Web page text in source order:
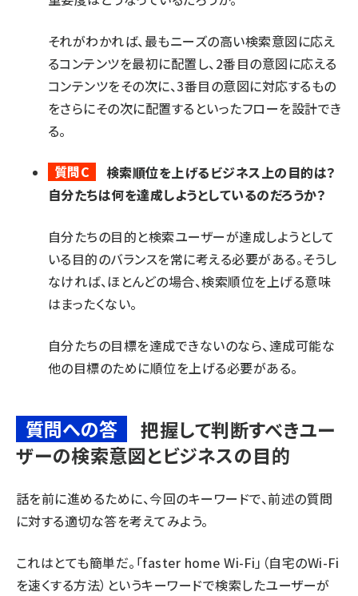
それがわかれば、最もニーズの高い検索意図に応え
るコンテンツを最初に配置し、2番目の意図に応える
コンテンツをその次に、3番目の意図に対応するもの
をさらにその次に配置するといったフローを設計でき
る。
質問C
検索順位を上げるビジネス上の目的は？
自分たちは何を達成しようとしているのだろうか？
自分たちの目的と検索ユーザーが達成しようとして
いる目的のバランスを常に考える必要がある。そうし
なければ、ほとんどの場合、検索順位を上げる意味
はまったくない。
自分たちの目標を達成できないのなら、達成可能な
他の目標のために順位を上げる必要がある。
質問への答
把握して判断すべきユー
ザーの検索意図とビジネスの目的
話を前に進めるために、今回のキーワードで、前述の質問
に対する適切な答を考えてみよう。
これはとても簡単だ。「faster home Wi-Fi」（自宅のWi-Fi
を速くする方法）というキーワードで検索したユーザーが